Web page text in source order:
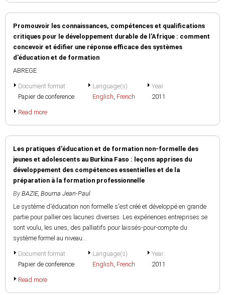
Promouvoir les connaissances, compétences et qualifications
critiques pour le développement durable de l'Afrique : comment
concevoir et édifier une réponse efficace des systèmes
d'éducation et de formation
ABREGE
Document format
Papier de conference
Language(s)
English, French
Year
2011
Read more
Les pratiques d'éducation et de formation non-formelle des
jeunes et adolescents au Burkina Faso : leçons apprises du
développement des compétences essentielles et de la
préparation à la formation professionnelle
By BAZIE, Bouma Jean-Paul
Le système d'éducation non formelle s'est créé et développé en grande
partie pour pallier ces lacunes diverses. Les expériences entreprises se
sont voulu, les unes, des palliatifs pour laissés-pour-compte du
système formel au niveau...
Document format
Papier de conference
Language(s)
English, French
Year
2011
Read more